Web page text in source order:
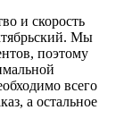
и скорость
Мы
поэтому
всего
а остальное